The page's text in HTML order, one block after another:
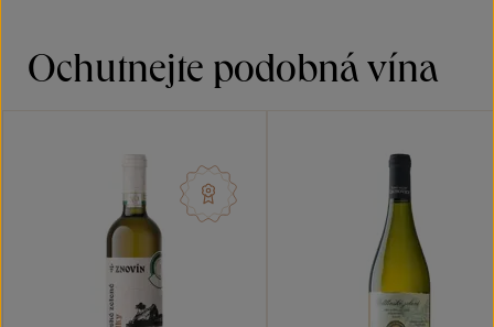
Ochutnejte podobná vína